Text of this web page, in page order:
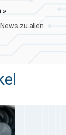
»
zu allen